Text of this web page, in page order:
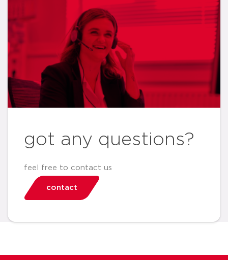
got any questions?
feel free to contact us
contact